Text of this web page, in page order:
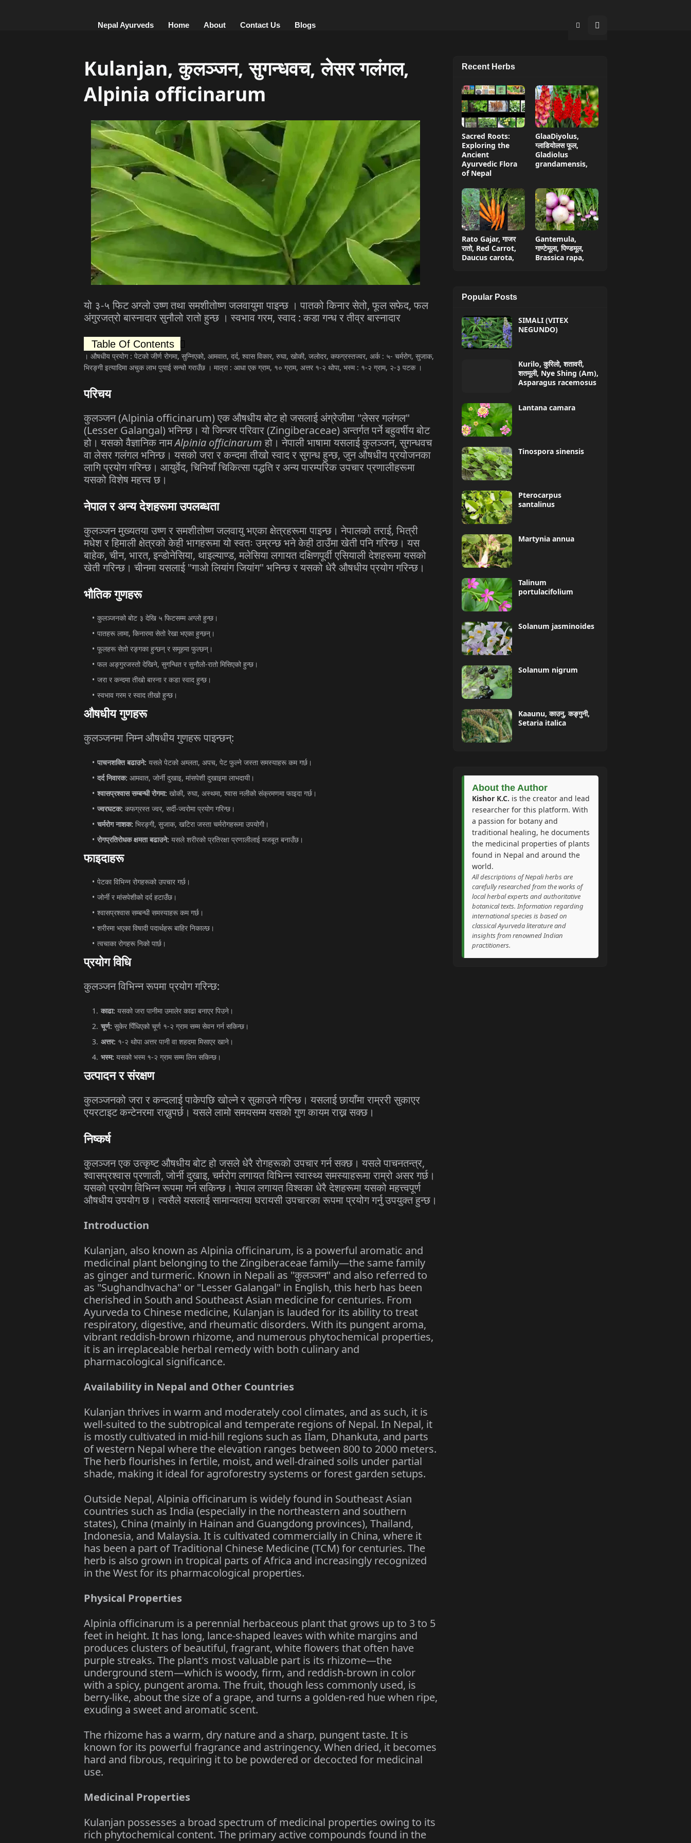
Nepal Ayurveds Home About Contact Us Blogs
Kulanjan, कुलञ्जन, सुगन्धवच, लेसर गलंगल,
Alpinia officinarum
यो ३-५ फिटअग्लोउष्णतथासमशीतोष्णजलवायुमापाइन्छ । पातकोकिनारसेतो,फूलसफेद,फल
अंगुरजत्रोबास्नादारसुनौलोरातोहुन्छ । स्वभावगरम,स्वाद:कडागन्धरतीव्रबास्नादार
Table Of Contents
। औषधीय प्रयोग: पेटको जीर्ण रोगमा, सुन्निएको, आमवात, दर्द, श्वास विकार, रुघा, खोकी, जलोदर, कफग्रस्तज्वर, अर्क: ५- चर्मरोग, सुजाक,
भिरङ्गी इत्यादिमा अचुक लाभ पुयाई सन्चो गराउँछ । मात्रा: आधा एक ग्राम, १० ग्राम, अत्तर १-२ थोपा, भस्म: १-२ ग्राम, २-३ पटक ।
परिचय
कुलञ्जन(Alpinia officinarum)एकऔषधीयबोटहोजसलाईअंग्रेजीमा "लेसरगलंगल"
(Lesser Galangal)भनिन्छ। योजिन्जरपरिवार(Zingiberaceae)अन्तर्गतपर्नेबहुवर्षीयबोट
हो। यसकोवैज्ञानिकनामAlpinia officinarum हो। नेपालीभाषामायसलाईकुलञ्जन,सुगन्धवच
वालेसरगलंगलभनिन्छ। यसकोजरारकन्दमातीखोस्वादरसुगन्धहुन्छ,जुनऔषधीयप्रयोजनका
लागिप्रयोगगरिन्छ। आयुर्वेद,चिनियाँचिकित्सापद्धतिरअन्यपारम्परिकउपचारप्रणालीहरूमा
यसकोविशेषमहत्त्वछ।
नेपालरअन्यदेशहरूमाउपलब्धता
कुलञ्जनमुख्यतयाउष्णरसमशीतोष्णजलवायुभएकाक्षेत्रहरूमापाइन्छ। नेपालकोतराई,भित्री
मधेशरहिमालीक्षेत्रकोकेहीभागहरूमायोस्वतः उम्रन्छभनेकेहीठाउँमाखेतीपनिगरिन्छ। यस
बाहेक,चीन, भारत,इन्डोनेसिया, थाइल्याण्ड,मलेसियालगायतदक्षिणपूर्वीएसियालीदेशहरूमायसको
खेतीगरिन्छ। चीनमायसलाई"गाओलियांगजियांग" भनिन्छरयसको धेरैऔषधीयप्रयोगगरिन्छ।
भौतिकगुणहरू
कुलञ्जनको बोट ३ देखि ५ फिटसम्म अग्लो हुन्छ।
पातहरू लामा, किनारमा सेतो रेखा भएका हुन्छन्।
फूलहरू सेतो रङ्गका हुन्छन् र समूहमा फुल्छन्।
फल अङ्गुरजस्तो देखिने, सुगन्धित र सुनौलो-रातो मिसिएको हुन्छ।
जरा र कन्दमा तीखो बास्ना र कडा स्वाद हुन्छ।
स्वभाव गरम र स्वाद तीखो हुन्छ।
औषधीयगुणहरू
कुलञ्जनमानिम्नऔषधीयगुणहरूपाइन्छन्:
पाचनशक्ति बढाउने: यसले पेटको अम्लता, अपच, पेट फुल्ने जस्ता समस्याहरू कम गर्छ।
दर्द निवारक: आमवात, जोर्नी दुखाइ, मांसपेशी दुखाइमा लाभदायी।
श्वासप्रश्वास सम्बन्धी रोगमा: खोकी, रुघा, अस्थमा, श्वास नलीको संक्रमणमा फाइदा गर्छ।
ज्वरघटक: कफग्रस्त ज्वर, सर्दी-ज्वरोमा प्रयोग गरिन्छ।
चर्मरोग नाशक: भिरङ्गी, सुजाक, खटिरा जस्ता चर्मरोगहरूमा उपयोगी।
रोगप्रतिरोधक क्षमता बढाउने: यसले शरीरको प्रतिरक्षा प्रणालीलाई मजबूत बनाउँछ।
फाइदाहरू
पेटका विभिन्न रोगहरूको उपचार गर्छ।
जोर्नी र मांसपेशीको दर्द हटाउँछ।
श्वासप्रश्वास सम्बन्धी समस्याहरू कम गर्छ।
शरीरमा भएका विषादी पदार्थहरू बाहिर निकाल्छ।
त्वचाका रोगहरू निको पार्छ।
प्रयोगविधि
कुलञ्जनविभिन्नरूपमाप्रयोगगरिन्छ:
काढा: यसको जरा पानीमा उमालेर काढा बनाएर पिउने।
चूर्ण: सुकेर पिँधिएको चूर्ण १-२ ग्राम सम्म सेवन गर्न सकिन्छ।
अत्तर: १-२ थोपा अत्तर पानी वा शहदमा मिसाएर खाने।
भस्म: यसको भस्म १-२ ग्राम सम्म लिन सकिन्छ।
उत्पादनरसंरक्षण
कुलञ्जनकोजरारकन्दलाईपाकेपछिखोल्नेरसुकाउनेगरिन्छ। यसलाईछायाँमाराम्ररीसुकाएर
एयरटाइटकन्टेनरमाराख्नुपर्छ। यसलेलामोसमयसम्मयसकोगुणकायमराख्नसक्छ।
निष्कर्ष
कुलञ्जनएकउत्कृष्टऔषधीयबोटहोजसले धेरैरोगहरूकोउपचारगर्नसक्छ। यसलेपाचनतन्त्र,
श्वासप्रश्वासप्रणाली,जोर्नीदुखाइ,चर्मरोगलगायतविभिन्नस्वास्थ्यसमस्याहरूमाराम्रोअसरगर्छ।
यसकोप्रयोगविभिन्नरूपमागर्नसकिन्छ। नेपाललगायतविश्वका धेरैदेशहरूमायसकोमहत्त्वपूर्ण
औषधीयउपयोगछ। त्यसैलेयसलाईसामान्यतयाघरायसीउपचारकारूपमाप्रयोगगर्नुउपयुक्तहुन्छ।
Introduction
Kulanjan, also known as Alpinia officinarum, is a powerful aromatic and
medicinal plant belonging to the Zingiberaceae family—the same family
as ginger and turmeric. Known in Nepali as "कुलञ्जन" and also referred to
as "Sughandhvacha" or "Lesser Galangal" in English, this herb has been
cherished in South and Southeast Asian medicine for centuries. From
Ayurveda to Chinese medicine, Kulanjan is lauded for its ability to treat
respiratory, digestive, and rheumatic disorders. With its pungent aroma,
vibrant reddish-brown rhizome, and numerous phytochemical properties,
it is an irreplaceable herbal remedy with both culinary and
pharmacological significance.
Availability in Nepal and Other Countries
Kulanjan thrives in warm and moderately cool climates, and as such, it is
well-suited to the subtropical and temperate regions of Nepal. In Nepal, it
is mostly cultivated in mid-hill regions such as Ilam, Dhankuta, and parts
of western Nepal where the elevation ranges between 800 to 2000 meters.
The herb flourishes in fertile, moist, and well-drained soils under partial
shade, making it ideal for agroforestry systems or forest garden setups.
Outside Nepal, Alpinia officinarum is widely found in Southeast Asian
countries such as India (especially in the northeastern and southern
states), China (mainly in Hainan and Guangdong provinces), Thailand,
Indonesia, and Malaysia. It is cultivated commercially in China, where it
has been a part of Traditional Chinese Medicine (TCM) for centuries. The
herb is also grown in tropical parts of Africa and increasingly recognized
in the West for its pharmacological properties.
Physical Properties
Alpinia officinarum is a perennial herbaceous plant that grows up to 3 to 5
feet in height. It has long, lance-shaped leaves with white margins and
produces clusters of beautiful, fragrant, white flowers that often have
purple streaks. The plant's most valuable part is its rhizome—the
underground stem—which is woody, firm, and reddish-brown in color
with a spicy, pungent aroma. The fruit, though less commonly used, is
berry-like, about the size of a grape, and turns a golden-red hue when ripe,
exuding a sweet and aromatic scent.
The rhizome has a warm, dry nature and a sharp, pungent taste. It is
known for its powerful fragrance and astringency. When dried, it becomes
hard and fibrous, requiring it to be powdered or decocted for medicinal
use.
Medicinal Properties
Kulanjan possesses a broad spectrum of medicinal properties owing to its
rich phytochemical content. The primary active compounds found in the
Recent Herbs
Sacred Roots:
Exploring the
Ancient
Ayurvedic Flora
of Nepal
GlaaDiyolus,
ग्लाडियोलस फूल,
Gladiolus
grandamensis,
Rato Gajar, गाजर
रातो, Red Carrot,
Daucus carota,
Gantemula,
गाण्टेमूला, पिण्डमूल,
Brassica rapa,
Popular Posts
SIMALI (VITEX
NEGUNDO)
Kurilo, कुरिलो, शतावरी,
शतमूली, Nye Shing (Am),
Asparagus racemosus
Lantana camara
Tinospora sinensis
Pterocarpus
santalinus
Martynia annua
Talinum
portulacifolium
Solanum jasminoides
Solanum nigrum
Kaaunu, काउनु, कङ्गुनी,
Setaria italica
About the Author
Kishor K.C. is the creator and lead
researcher for this platform. With
a passion for botany and
traditional healing, he documents
the medicinal properties of plants
found in Nepal and around the
world.
All descriptions of Nepali herbs are
carefully researched from the works of
local herbal experts and authoritative
botanical texts. Information regarding
international species is based on
classical Ayurveda literature and
insights from renowned Indian
practitioners.